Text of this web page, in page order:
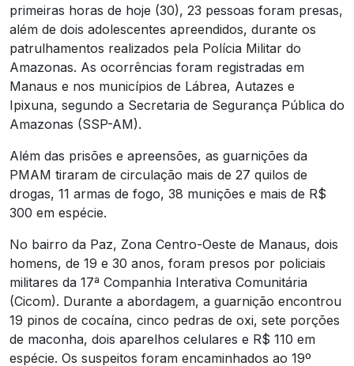
primeiras horas de hoje (30), 23 pessoas foram presas,
além de dois adolescentes apreendidos, durante os
patrulhamentos realizados pela Polícia Militar do
Amazonas. As ocorrências foram registradas em
Manaus e nos municípios de Lábrea, Autazes e
Ipixuna, segundo a Secretaria de Segurança Pública do
Amazonas (SSP-AM).
Além das prisões e apreensões, as guarnições da
PMAM tiraram de circulação mais de 27 quilos de
drogas, 11 armas de fogo, 38 munições e mais de R$
300 em espécie.
No bairro da Paz, Zona Centro-Oeste de Manaus, dois
homens, de 19 e 30 anos, foram presos por policiais
militares da 17ª Companhia Interativa Comunitária
(Cicom). Durante a abordagem, a guarnição encontrou
19 pinos de cocaína, cinco pedras de oxi, sete porções
de maconha, dois aparelhos celulares e R$ 110 em
espécie. Os suspeitos foram encaminhados ao 19º